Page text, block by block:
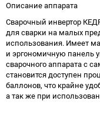
Описание аппарата
Сварочный инвертор
для сварки на малых
использования. Имеет
и эргономичную панель
сварочного аппарата с
становится доступен
баллонов, что крайне
а так же при